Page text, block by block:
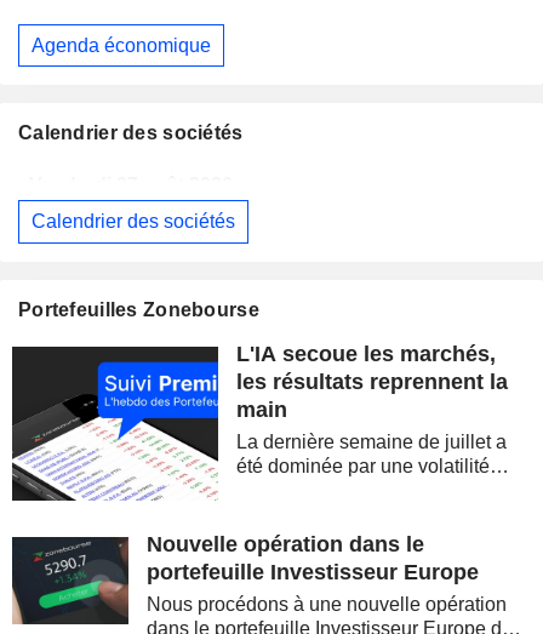
Agenda économique
Calendrier des sociétés
EUTELSAT COMMUNICATIONS
STATE BANK OF INDIA
OVERSEA-CHINESE BANKING CORPORATION LIMITED Publication des résultats - Q2 2026
MUNICH RE
JAPAN POST BANK CO., LTD. Publication des résultats - Q1 2027
ADNOC GAS PLC
KDDI CORPORATION Publication des résultats - Q1 2027
Calendrier des sociétés
Portefeuilles Zonebourse
L'IA secoue les marchés,
les résultats reprennent la
main
La dernière semaine de juillet a
été dominée par une volatilité
semi-conducteurs. Les
inquiétudes sur la soutenabilité
Nouvelle opération dans le
portefeuille Investisseur Europe
Nous procédons à une nouvelle opération
dans le portefeuille Investisseur Europe de